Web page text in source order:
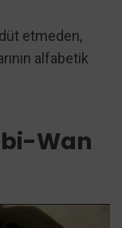
etmeden,
alfabetik
Wan